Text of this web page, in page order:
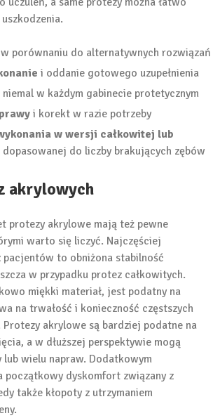
w porównaniu do alternatywnych rozwiązań
i oddanie gotowego uzupełnienia
niemal w każdym gabinecie protetycznym
i korekt w razie potrzeby
w wersji całkowitej lub
dopasowanej do liczby brakujących zębów
akrylowych
protezy akrylowe mają też pewne
warto się liczyć. Najczęściej
pacjentów to obniżona stabilność
w przypadku protez całkowitych.
miękki materiał, jest podatny na
na trwałość i konieczność częstszych
akrylowe są bardziej podatne na
a w dłuższej perspektywie mogą
lub wielu napraw. Dodatkowym
początkowy dyskomfort związany z
także kłopoty z utrzymaniem